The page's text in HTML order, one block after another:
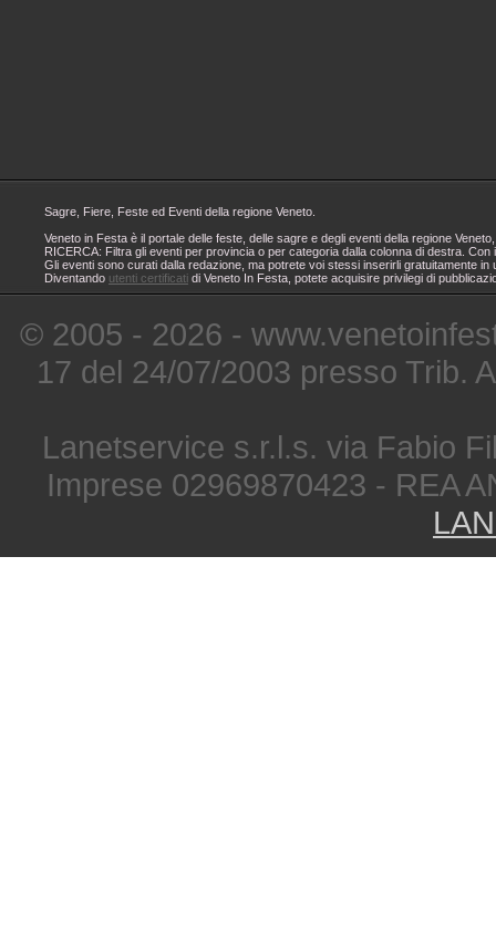
Sagre, Fiere, Feste ed Eventi della regione Veneto.
Veneto in Festa è il portale delle feste, delle sagre e degli eventi della regione
RICERCA: Filtra gli eventi per provincia o per categoria dalla colonna di destra.
Gli eventi sono curati dalla redazione, ma potrete voi stessi inserirli gratuitamente
Diventando utenti certificati di Veneto In Festa, potete acquisire privilegi di
© 2005 - 2026 -
17 del 24/07/2003 presso Trib.
Lanetservice s.r.l.s. via Fabio
Imprese 02969870423 - REA